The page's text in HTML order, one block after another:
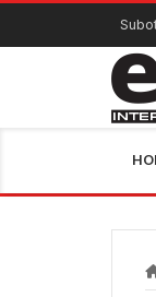
Skip
content